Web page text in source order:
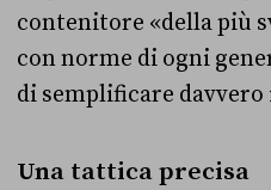
contenitore «della più
con norme di ogni
di semplificare
Una tattica precisa